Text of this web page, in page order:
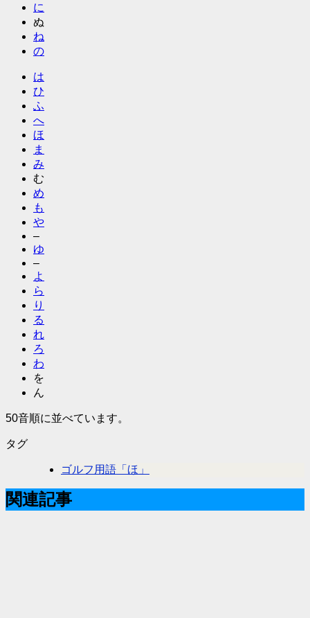
に
ぬ
ね
の
は
ひ
ふ
へ
ほ
ま
み
む
め
も
や
–
ゆ
–
よ
ら
り
る
れ
ろ
わ
を
ん
50音順に並べています。
タグ
ゴルフ用語「ほ」
関連記事